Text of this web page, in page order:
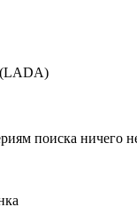
поиска ничего